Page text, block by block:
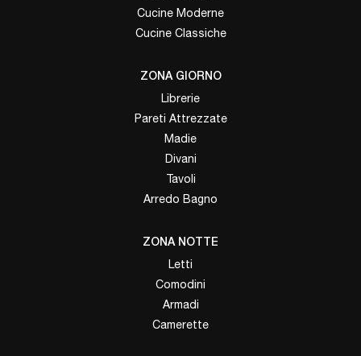
Cucine Moderne
Cucine Classiche
ZONA GIORNO
Librerie
Pareti Attrezzate
Madie
Divani
Tavoli
Arredo Bagno
ZONA NOTTE
Letti
Comodini
Armadi
Camerette